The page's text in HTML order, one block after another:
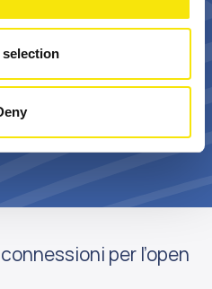
value
su di noi
per l’open